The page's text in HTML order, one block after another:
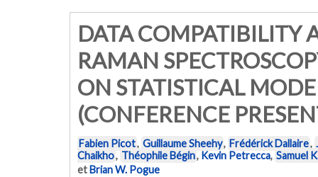
DATA COMPATIBILITY
RAMAN
ON STATISTICAL
(CONFERENCE
Fabien Picot, Guillaume Sheehy, Frédérick Dallaire,
Chaikho, Théophile Bégin, Kevin Petrecca, Samuel
etBrian W. Pogue